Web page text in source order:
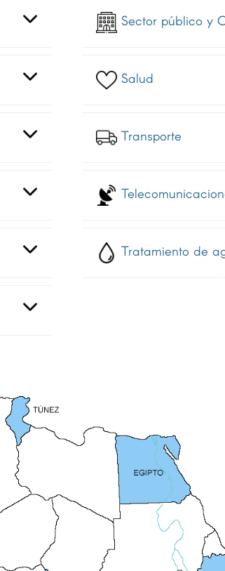
Sector público y
Salud
Transporte
Tratamiento de